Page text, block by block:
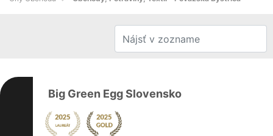
Big Green Egg Slovensko